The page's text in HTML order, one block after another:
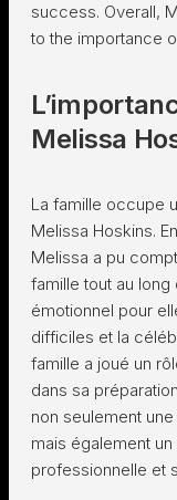
success. Overall,
to the importance
Melissa
La famille occupe
Melissa Hoskins.
Melissa a pu
famille tout au
émotionnel pour
difficiles et la
famille a joué un
dans sa
non seulement
mais également
professionnelle et